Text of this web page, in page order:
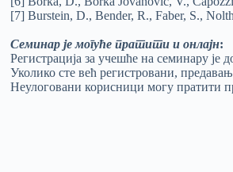
[7] Burstein, D., Bender, R., Faber, S.,
Семинар је могуће пратити и онлајн:
Регистрација за учешће на семинару је
Уколико сте већ регистровани,
Неулоговани корисници могу пратити